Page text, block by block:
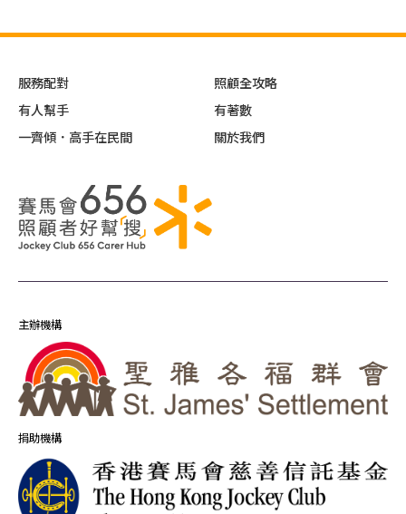
主辦機構
捐助機構
服務配對
有人幫手
一齊傾．高手在民間
照顧全攻略
有著數
關於我們